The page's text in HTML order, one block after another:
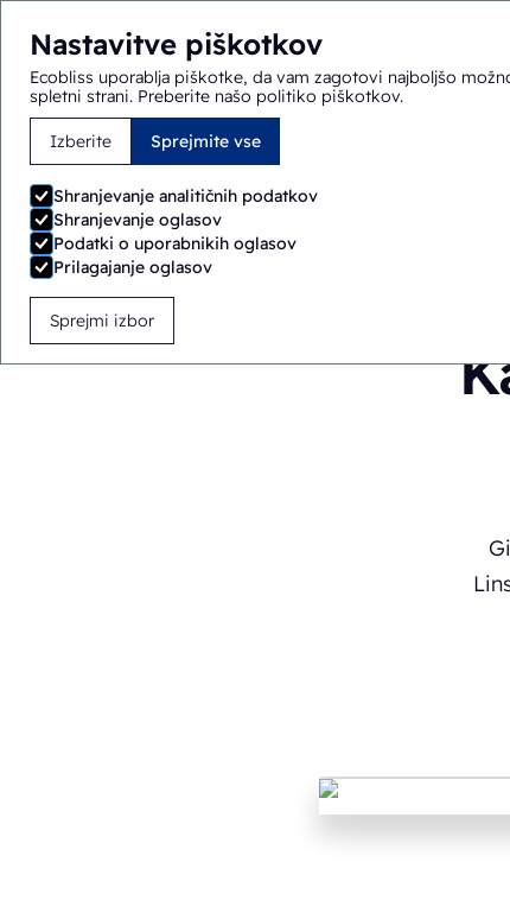
Nastavitve piškotkov
Ecobliss uporablja piškotke, da vam zagotovi najboljšo
spletni strani. Preberite našo politiko piškotkov.
Izberite Sprejmite vse
Shranjevanje analitičnih podatkov
Shranjevanje oglasov
Podatki o uporabnikih oglasov
Prilagajanje oglasov
Sprejmi izbor
Tukaj ste: Domov > Blog > Kaj je oskrba kliničnega